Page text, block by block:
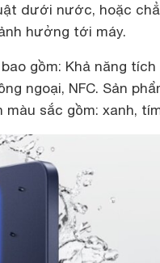
dưới nước, hoặc
hưởng tới máy.
gồm: Khả năng
ngoại, NFC. Sản
sắc gồm: xanh,